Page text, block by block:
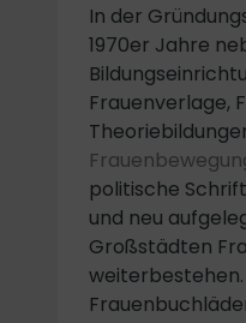
In der
1970er Jahre
Frauenverlage,
politische
und neu
Großstädten
weiterbestehen.